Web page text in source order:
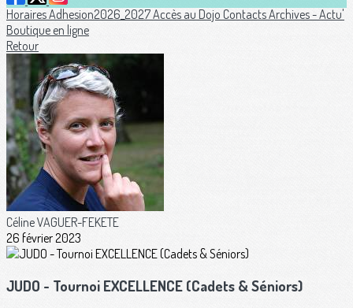
HorairesAdhesion2026_2027Accès au Dojo ContactsArchives - Actu'
Boutique en ligne
Retour
Céline VAGUER-FEKETE
26 février 2023
JUDO - Tournoi EXCELLENCE (Cadets & Séniors)